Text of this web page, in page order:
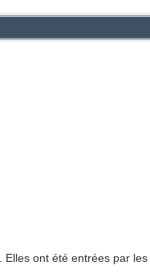
ont été entrées par